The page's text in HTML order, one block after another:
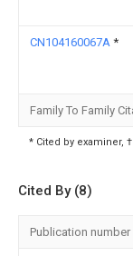
CN104160067A *
Family To Family
* Cited by examiner,
Cited By (8)
Publication number